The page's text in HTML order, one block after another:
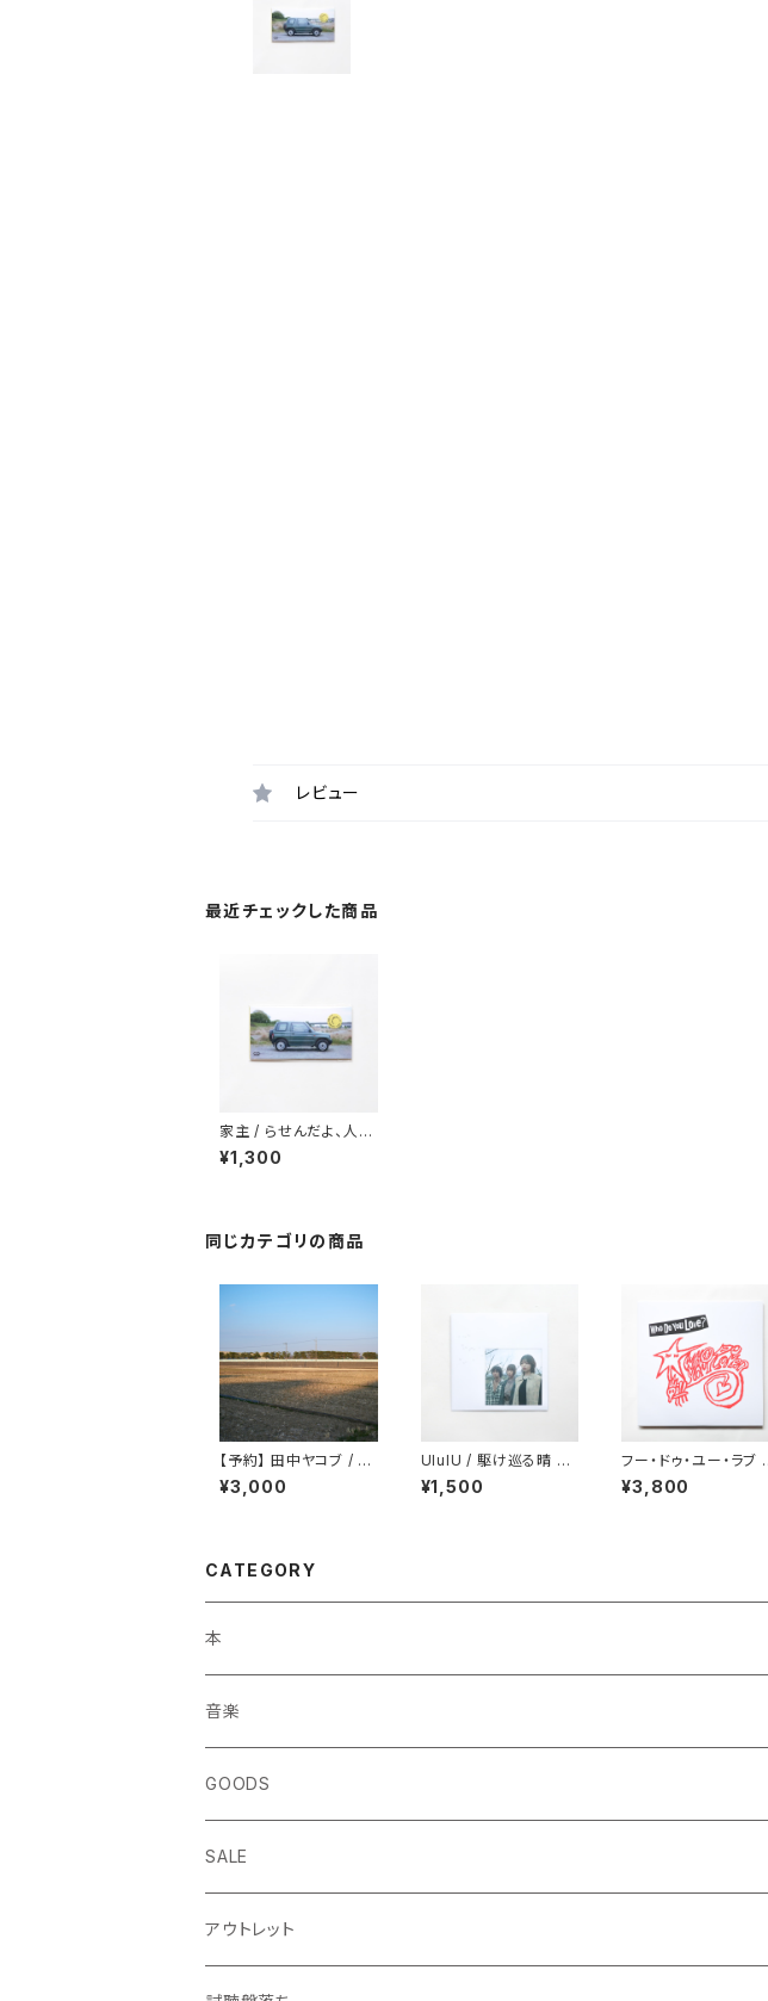
レビュー
最近チェックした商品
家主 / らせんだよ、人生
は
¥1,300
同じカテゴリの商品
【予約】 田中ヤコブ / 県
央の憂鬱 （CD）
¥3,000
UlulU / 駆け巡る晴 ・
ジリジリ （7inch）
¥1,500
フー・ドゥ・ユー・ラブ /
フー・ドゥ・ユー・ラブ（2
ndプレス）
¥3,800
CATEGORY
本
エッセイ・日記
生き方
短歌・詩集
ZINE・リトルプレス
音楽
◎ NEWFOLK特集
◎ シンガーソングライター特集
CD
GOODS
SALE
LP
アウトレット